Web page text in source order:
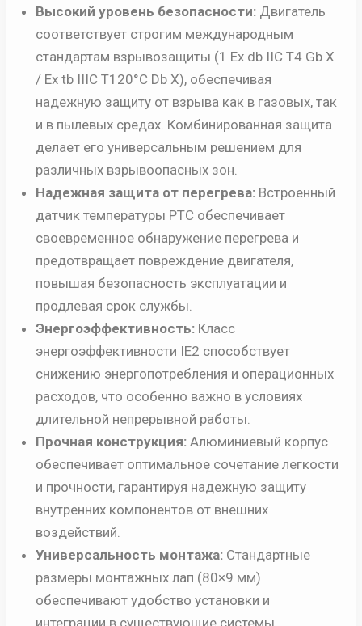
Высокий уровень безопасности:Двигатель
соответствует строгим международным
стандартам взрывозащиты (1 Ex db IIC T4 Gb Х
/ Ех tb IIIC T120°C Db Х), обеспечивая
надежную защиту от взрыва как в газовых, так
и в пылевых средах. Комбинированная защита
делает его универсальным решением для
различных взрывоопасных зон.
Надежная защита от перегрева:Встроенный
датчик температуры PTC обеспечивает
своевременное обнаружение перегрева и
предотвращает повреждение двигателя,
повышая безопасность эксплуатации и
продлевая срок службы.
Энергоэффективность:Класс
энергоэффективности IE2 способствует
снижению энергопотребления и операционных
расходов, что особенно важно в условиях
длительной непрерывной работы.
Прочная конструкция:Алюминиевый корпус
обеспечивает оптимальное сочетание легкости
и прочности, гарантируя надежную защиту
внутренних компонентов от внешних
воздействий.
Универсальность монтажа:Стандартные
размеры монтажных лап (80×9 мм)
обеспечивают удобство установки и